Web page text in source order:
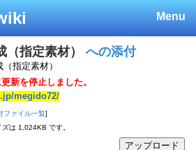
Menu
指定素材） への添付
指定素材）
新を停止しました。
megido72/
ファイル一覧]
は 1,024KB です。